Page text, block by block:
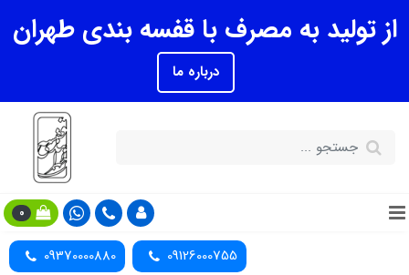
از تولید به مصرف با قفسه بندی طهران
درباره ما
0
09126000755
09370000880